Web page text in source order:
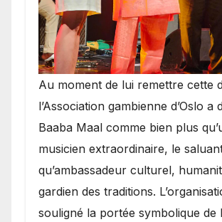
​Au moment de lui remettre cette
l’Association gambienne d’Oslo a
Baaba Maal comme bien plus
musicien extraordinaire, le
qu’ambassadeur culturel,
gardien des traditions.
souligné la portée symbolique de